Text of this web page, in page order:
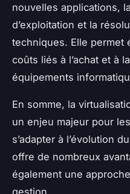
nouvelles applications,
d’exploitation et la
techniques. Elle permet
coûts liés à l’achat et à
équipements
En somme, la
un enjeu majeur pour
s’adapter à l’évolution
offre de nombreux
également une